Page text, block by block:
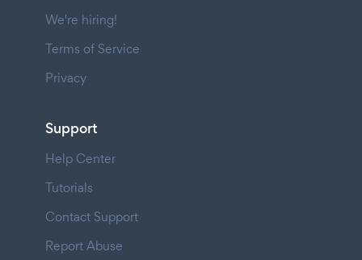
We're hiring!
Terms of Service
Privacy
Support
Help Center
Tutorials
Contact Support
Report Abuse